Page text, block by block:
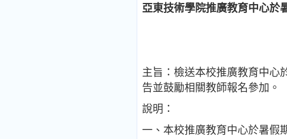
亞東技術學院推廣教育中心於
主旨：檢送本校推廣教育中心
告並鼓勵相關教師報名參加。
說明：
一、本校推廣教育中心於暑假